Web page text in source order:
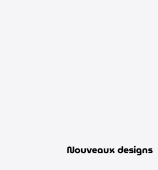
Nouveaux designs